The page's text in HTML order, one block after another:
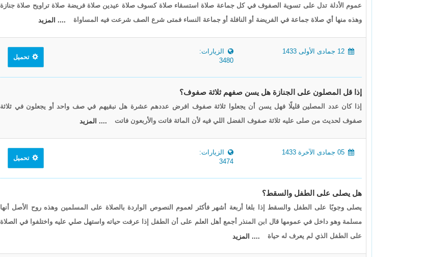
عموم الأدلة تدل على تسوية الصفوف في كل جماعة صلاة استسقاء صلاة كسوف صلاة عيدين صلاة فريضة صلاة تراويح صلاة جنازة
وهذه منها أي صلاة جماعة في الفريضة أو النافلة أو جماعة النساء فمتى شرع الصف شرعت فيه المساواة
.... المزيد
الزيارات:
3480
تحميل
إذا قل المصلون على الجنازة هل يسن صفهم ثلاثة صفوف؟
إذا كان عدد المصلين قليلًا فهل يسن أن يجعلوا ثلاثة صفوف افرض عددهم عشرة هل نبقيهم في صف واحد أو يجعلون في ثلاثة
صفوف لحديث من صلى عليه ثلاثة صفوف الفضل اللي فيه لأن المائة فاتت والأربعون فاتت
.... المزيد
الزيارات:
3474
تحميل
هل يصلى على الطفل والسقط؟
يصلى وجوبًا على الطفل والسقط إذا بلغا أربعة أشهر فأكثر لعموم النصوص الواردة بالصلاة على المسلمين وهذه روح الأصل أنها
مسلمة وهو داخل في عمومها قال ابن المنذر أجمع أهل العلم على أن الطفل إذا عرفت حياته واستهل صلي عليه واختلفوا في الصلاة
على الطفل الذي لم يعرف له حياة
.... المزيد